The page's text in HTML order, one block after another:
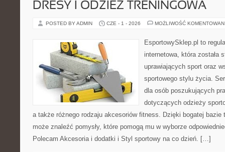
DRESY I ODZIEŻ TRENINGOWA
POSTED BY ADMIN CZE - 1 - 2026 MOŻLIWOŚĆ
EsportowySklep.pl to
internetowa, która została
uprawiających sport oraz
sportowego stylu życia.
dla osób poszukujących
dotyczących odzieży
a także różnego rodzaju akcesoriów fitness. Dzięki bogatej
może znaleźć pomysły, które pomogą mu w wyborze
Polecam Akcesoria i dodatki i Styl sportowy na co dzień. […]